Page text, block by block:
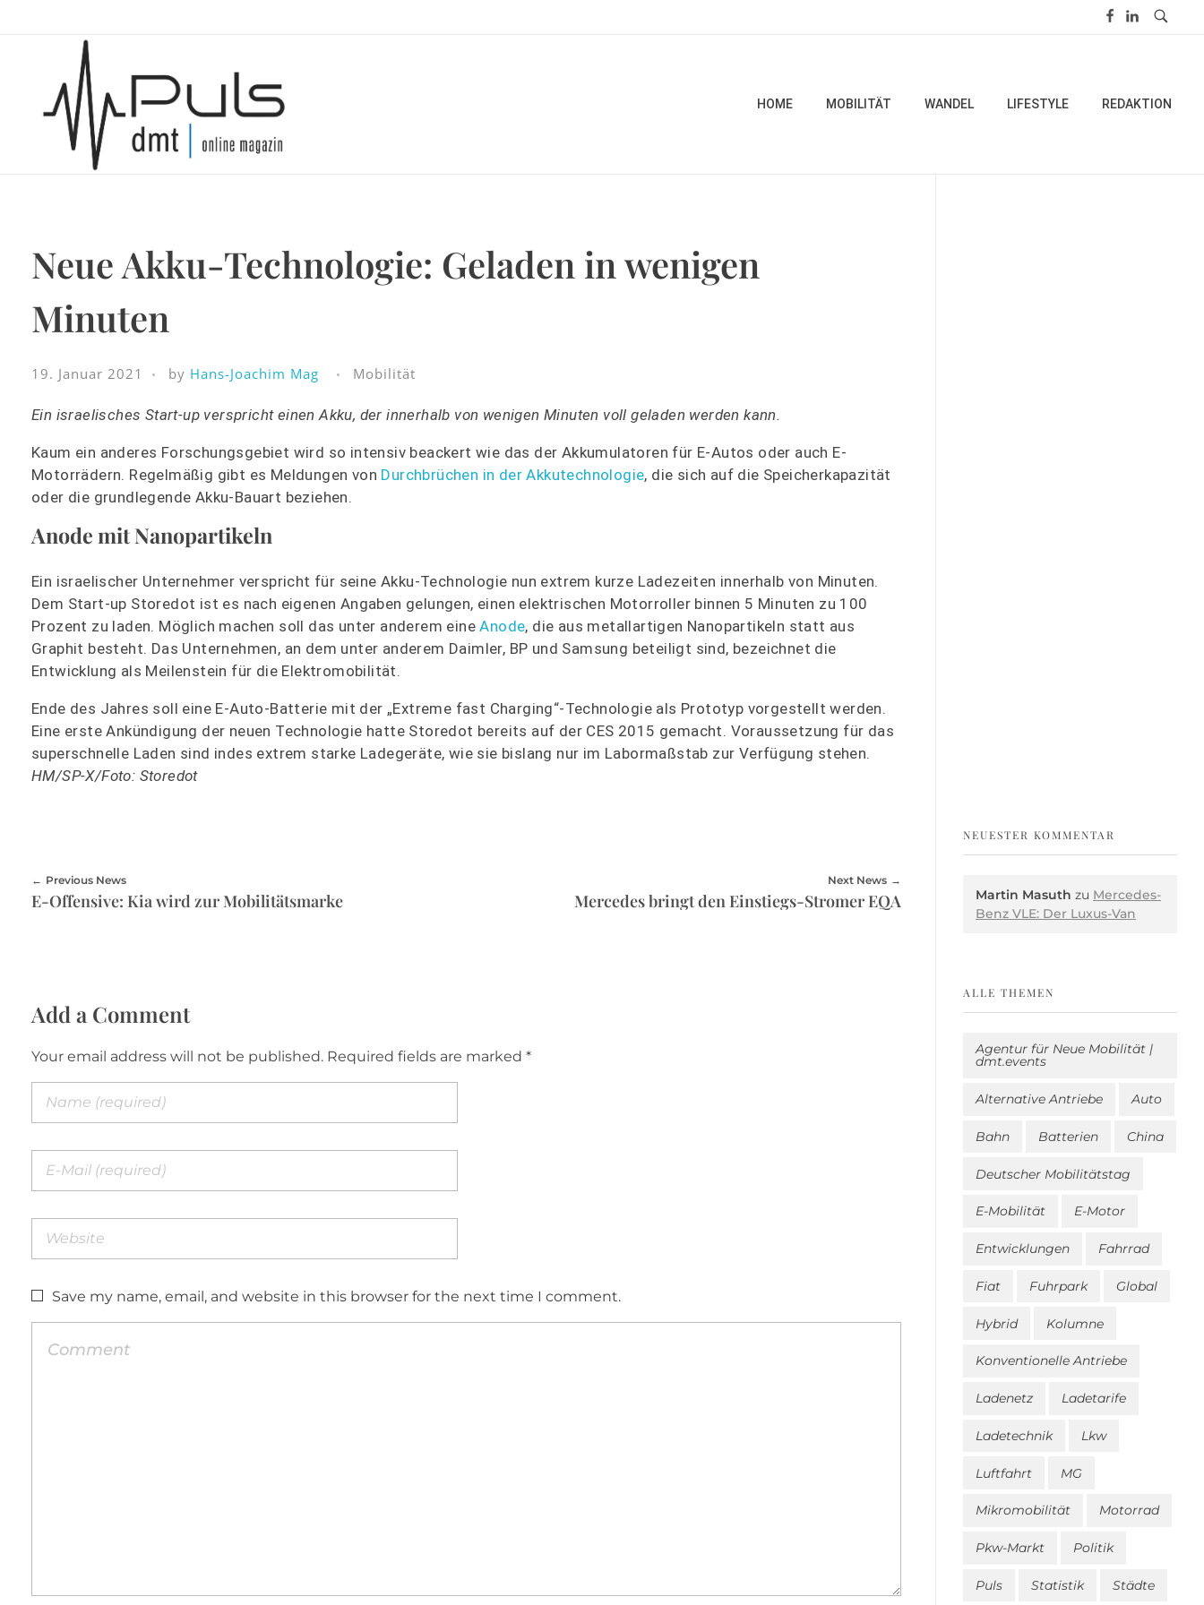
Puls Magazin
HOME MOBILITÄT WANDEL LIFESTYLE REDAKTION
Neue Akku-Technologie: Geladen in wenigen
Minuten
19. Januar 2021 by Hans-Joachim Mag Mobilität
Ein israelisches Start-up verspricht einen Akku, der innerhalb von wenigen Minuten voll geladen werden kann.
Kaum ein anderes Forschungsgebiet wird so intensiv beackert wie das der Akkumulatoren für E-Autos oder auch E-
Motorrädern. Regelmäßig gibt es Meldungen von Durchbrüchen in der Akkutechnologie, die sich auf die Speicherkapazität
oder die grundlegende Akku-Bauart beziehen.
Anode mit Nanopartikeln
Ein israelischer Unternehmer verspricht für seine Akku-Technologie nun extrem kurze Ladezeiten innerhalb von Minuten.
Dem Start-up Storedot ist es nach eigenen Angaben gelungen, einen elektrischen Motorroller binnen 5 Minuten zu 100
Prozent zu laden. Möglich machen soll das unter anderem eineAnode, die aus metallartigen Nanopartikeln statt aus
Graphit besteht. Das Unternehmen, an dem unter anderem Daimler, BP und Samsung beteiligt sind, bezeichnet die
Entwicklung als Meilenstein für die Elektromobilität.
Ende des Jahres soll eine E-Auto-Batterie mit der „Extreme fast Charging“-Technologie als Prototyp vorgestellt werden.
Eine erste Ankündigung der neuen Technologie hatte Storedot bereits auf der CES 2015 gemacht. Voraussetzung für das
superschnelle Laden sind indes extrem starke Ladegeräte, wie sie bislang nur im Labormaßstab zur Verfügung stehen.
HM/SP-X/Foto: Storedot
Previous News
E-Offensive: Kia wird zur Mobilitätsmarke
Next News
Mercedes bringt den Einstiegs-Stromer EQA
Add a Comment
Your email address will not be published. Required fields are marked *
Save my name, email, and website in this browser for the next time I comment.
NEUESTER KOMMENTAR
Martin Masuth zu Mercedes-
Benz VLE: Der Luxus-Van
ALLE THEMEN
Agentur für Neue Mobilität |
dmt.events
Alternative Antriebe Auto
Bahn Batterien China
Deutscher Mobilitätstag
E-Mobilität E-Motor
Entwicklungen Fahrrad
Fiat Fuhrpark Global
Hybrid Kolumne
Konventionelle Antriebe
Ladenetz Ladetarife
Ladetechnik Lkw
Luftfahrt MG
Mikromobilität Motorrad
Pkw-Markt Politik
Puls Statistik Städte